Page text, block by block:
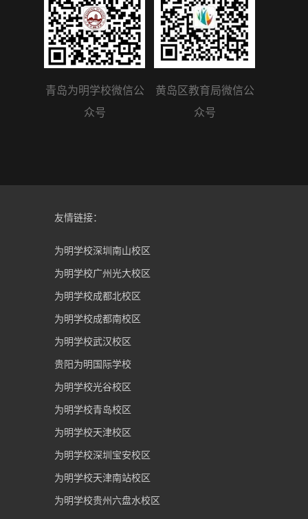
青岛为明学校微信公
众号
黄岛区教育局微信公
众号
友情链接：
为明学校深圳南山校区
为明学校广州光大校区
为明学校成都北校区
为明学校成都南校区
为明学校武汉校区
贵阳为明国际学校
为明学校光谷校区
为明学校青岛校区
为明学校天津校区
为明学校深圳宝安校区
为明学校天津南站校区
为明学校贵州六盘水校区